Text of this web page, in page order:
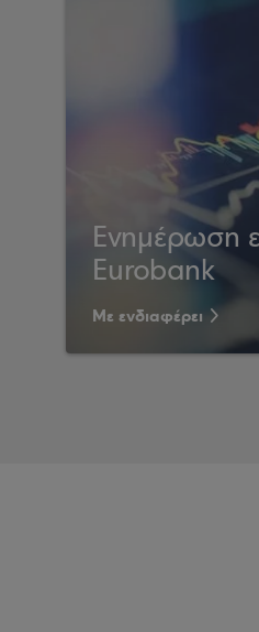
Ενημέρωση
Eurobank
Με ενδιαφέρει